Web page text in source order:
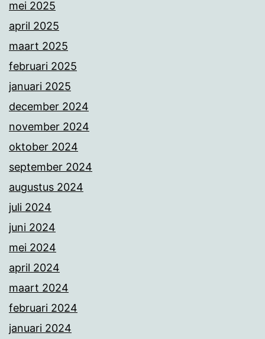
mei 2025
april 2025
maart 2025
februari 2025
januari 2025
december 2024
november 2024
oktober 2024
september 2024
augustus 2024
juli 2024
juni 2024
mei 2024
april 2024
maart 2024
februari 2024
januari 2024